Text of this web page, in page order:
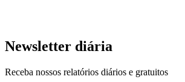
Newsletter diária
Receba nossos relatórios diários e gratuitos